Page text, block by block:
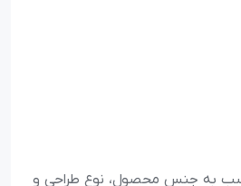
به جنس محصول، نوع طراحی و